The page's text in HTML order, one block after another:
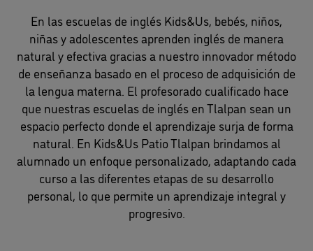
En las escuelas de inglés Kids&Us, bebés, niños,
niñas y adolescentes aprenden inglés de manera
natural y efectiva gracias a nuestro innovador método
de enseñanza basado en el proceso de adquisición de
la lengua materna. El profesorado cualificado hace
que nuestras escuelas de inglés en Tlalpan sean un
espacio perfecto donde el aprendizaje surja de forma
natural. En Kids&Us Patio Tlalpan brindamos al
alumnado un enfoque personalizado, adaptando cada
curso a las diferentes etapas de su desarrollo
personal, lo que permite un aprendizaje integral y
progresivo.